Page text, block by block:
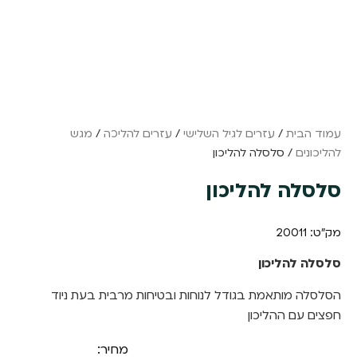
עמוד הבית / עזרים לגיל השלישי / עזרים להליכה / מגש
להליכונים / סלסלה להליכון
סלסלה להליכון
מק"ט: 20011
סלסלה להליכון
הסלסלה מותאמת בגודל לנוחות ובטיחות מרבית בעת ניוד
חפצים עם ההליכון
מחיר: